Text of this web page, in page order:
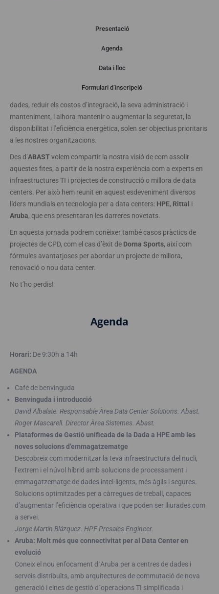
Presentació
Agenda
Data i lloc
Formulari d’inscripció
Simplificar la complexitat de disseny i construcció del centre de
dades, reduir els costos d’integració, la seva administració i
manteniment, i alhora mantenir o augmentar la seguretat, la
disponibilitat i l’eficiència energètica, solen ser objectius prioritaris
a les nostres organitzacions.
Des d’ABASTvolem compartir la nostra visió de com assolir
aquestes fites, a partir de la nostra experiència com a experts en
infraestructures TI i projectes de construcció o millora de data
centers. Per això hem reunit en aquest esdeveniment diversos
líders mundials en tecnologia per a data centers: HPE, Rittal i
Aruba, que ens presentaran les darreres novetats.
En aquesta jornada podrem conèixer també casos pràctics de
projectes de CPD, com el cas d’èxit de Dorna Sports, així com
fórmules avantatjoses per abordar un projecte de millora,
renovació o nou data center.
No t’ho perdis!
Agenda
Horari: De 9:30h a 14h
AGENDA
Cafè de benvinguda
Benvinguda i introducció
David Albalate. Responsable Àrea Data Center Solutions. Abast.
Roger Mascarell. Director Àrea Sistemes. Abast.
Plataformes de Gestió unificada de la Dada a HPE amb les
noves solucions d’emmagatzematge
Descobreix com modernitzar la teva infraestructura del nucli,
l’extrem i el núvol híbrid amb solucions de processament i
emmagatzematge de dades intel·ligents, més àgils i segures.
Solucions optimitzades per a càrregues de treball, capaces
d’augmentar l’eficiència operativa i que poden ser lliurades com
a servei.
Jorge Martín Blázquez. HPE Presales Engineer.
Aruba: Molt més que connectivitat per al Data Center en
evolució
Coneix el nou enfocament d´Aruba per a centres de dades i
serveis distribuïts, amb arquitectures de commutació de nova
generació i eines de gestió d´operacions TI simplificada i